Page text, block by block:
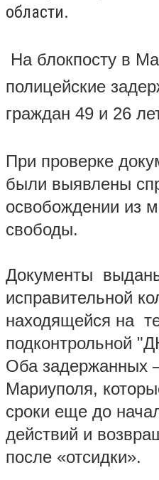
области.
На блокпосту в
полицейские
граждан 49 и 26
При проверке
были выявлены
освобождении из
свободы.
Документы
исправительной
находящейся на
подконтрольной
Оба задержанных
Мариуполя,
сроки еще до
действий и
после «отсидки».